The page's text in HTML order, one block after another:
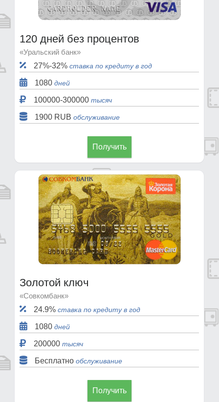
120 дней без процентов
«Уральский банк»
27%-32% ставка по кредиту в год
1080 дней
100000-300000 тысяч
1900 RUB обслуживание
Получить
Золотой ключ
«Совкомбанк»
24.9% ставка по кредиту в год
1080 дней
200000 тысяч
Бесплатно обслуживание
Получить